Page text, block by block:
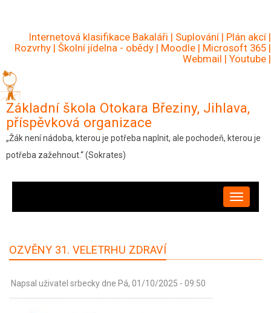
hlavnímuInternetová klasifikace Bakaláři | Suplování | Plán akcí |
Rozvrhy | Školní jídelna - obědy | Moodle | Microsoft 365 |
Webmail | Youtube |
Základní škola Otokara Březiny, Jihlava,
příspěvková organizace
„Žák není nádoba, kterou je potřeba naplnit, ale pochodeň, kterou je
potřeba zažehnout.“ (Sokrates)
OZVĚNY 31. VELETRHU ZDRAVÍ
Napsal uživatel srbecky dne Pá, 01/10/2025 - 09:50